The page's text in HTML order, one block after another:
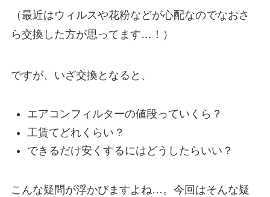
（最近はウィルスや花粉などが心配なのでなおさ
ら交換した方が思ってます…！）
ですが、いざ交換となると、
エアコンフィルターの値段っていくら？
工賃てどれくらい？
できるだけ安くするにはどうしたらいい？
こんな疑問が浮かびますよね…。今回はそんな疑